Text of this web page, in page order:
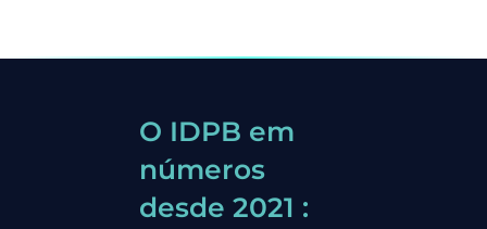
O IDPB em
números
desde 2021 :